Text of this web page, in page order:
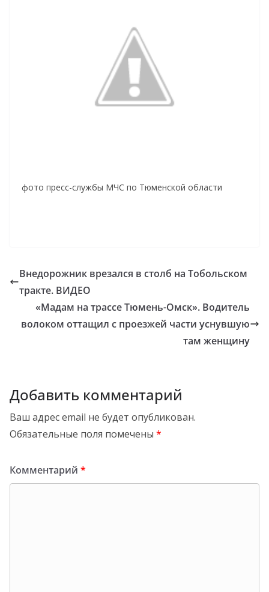
фото пресс-службы МЧС по Тюменской области
Внедорожник врезался в столб на Тобольском
тракте. ВИДЕО
«Мадам на трассе Тюмень-Омск». Водитель
волоком оттащил с проезжей части уснувшую
там женщину
Добавить комментарий
Ваш адрес email не будет опубликован.
Обязательные поля помечены *
Комментарий *